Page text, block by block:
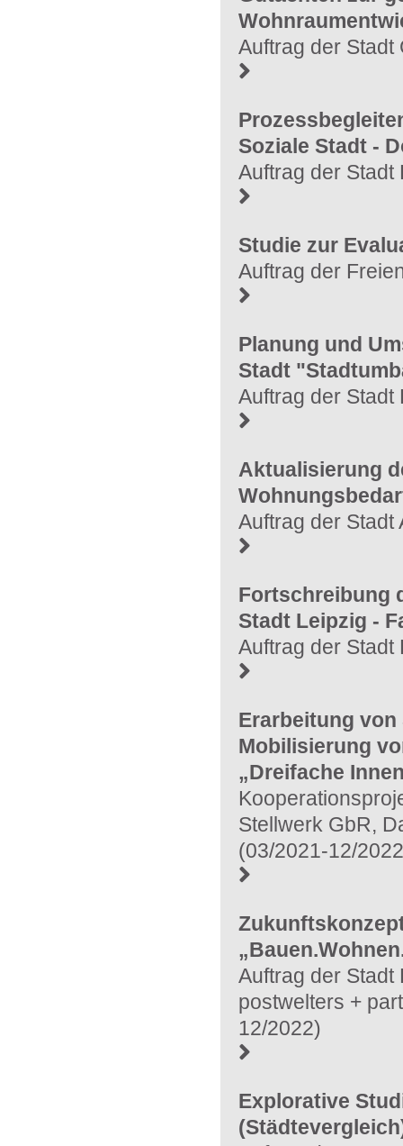
Auftrag der
Soziale Stadt -
Auftrag der Stadt
Studie zur
Auftrag der
Planung und
Stadt
Auftrag der
Aktualisierung
Auftrag der Stadt
Fortschreibung
Stadt Leipzig -
Auftrag der
Erarbeitung
Mobilisierung
„Dreifache
Stellwerk GbR,
(03/2021-12/
Auftrag der Stadt
postwelters +
12/2022)
Explorative